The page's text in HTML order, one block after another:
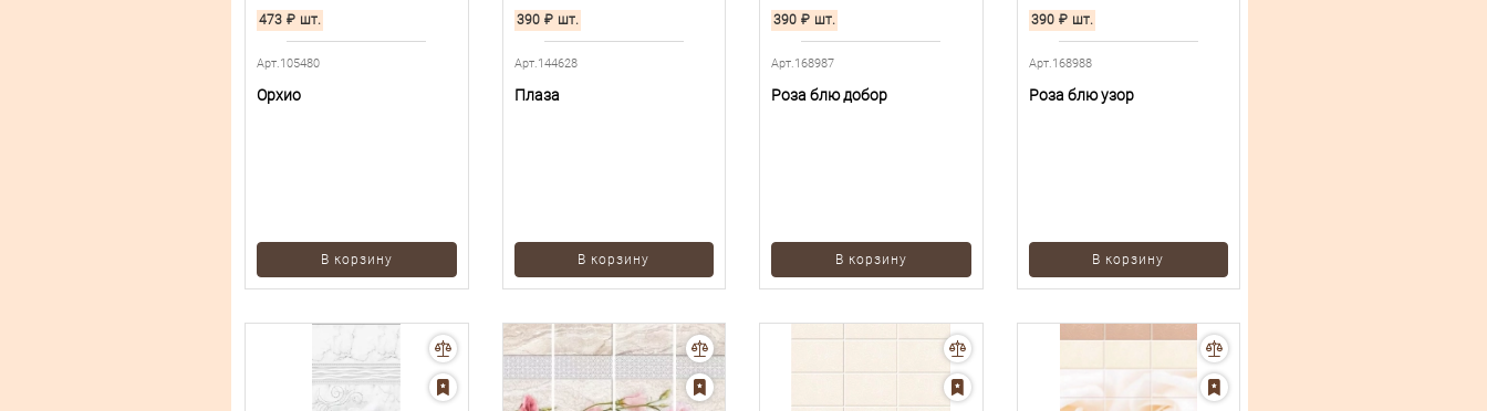
473 ₽ шт.
Арт.105480
Орхио
В корзину
390 ₽ шт.
Арт.144628
Плаза
В корзину
390 ₽ шт.
Арт.168987
Роза блю добор
В корзину
390 ₽ шт.
Арт.168988
Роза блю узор
В корзину